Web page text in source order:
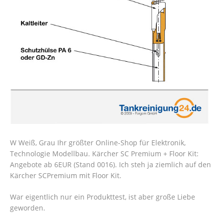
W Weiß, Grau Ihr größter Online-Shop für Elektronik,
Technologie Modellbau. Kärcher SC Premium + Floor Kit:
Angebote ab 6EUR (Stand 0016). Ich steh ja ziemlich auf den
Kärcher SCPremium mit Floor Kit.
War eigentlich nur ein Produkttest, ist aber große Liebe
geworden.